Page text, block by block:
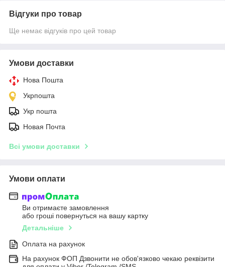
Відгуки про товар
Ще немає відгуків про цей товар
Умови доставки
Нова Пошта
Укрпошта
Укр пошта
Новая Почта
Всі умови доставки
Умови оплати
Ви отримаєте замовлення
або гроші повернуться на вашу картку
Детальніше
Оплата на рахунок
На рахунок ФОП Дзвонити не обов'язково чекаю реквізити